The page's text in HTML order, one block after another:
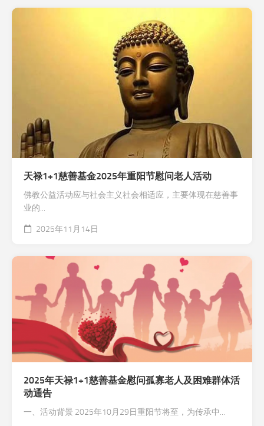
天禄1+1慈善基金2025年重阳节慰问老人活动
佛教公益活动应与社会主义社会相适应，主要体现在慈善事
业的...
2025年11月14日
2025年天禄1+1慈善基金慰问孤寡老人及困难群体活
动通告
一、活动背景 2025年10月29日重阳节将至，为传承中...